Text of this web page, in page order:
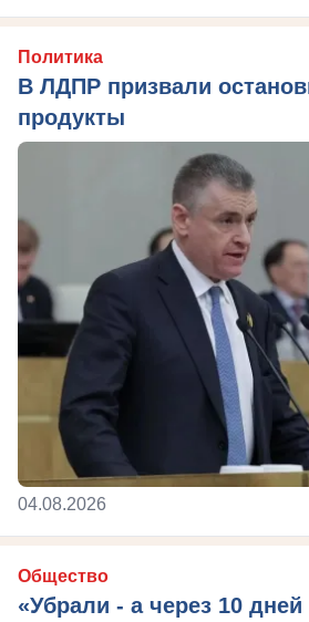
Политика
В ЛДПР призвали
продукты
04.08.2026
Общество
«Убрали - а через 10